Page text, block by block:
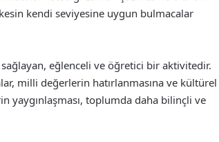
kendi seviyesine uygun bulmacalar
eğlenceli ve öğretici bir aktivitedir.
milli değerlerin hatırlanmasına ve kültürel
yaygınlaşması, toplumda daha bilinçli ve